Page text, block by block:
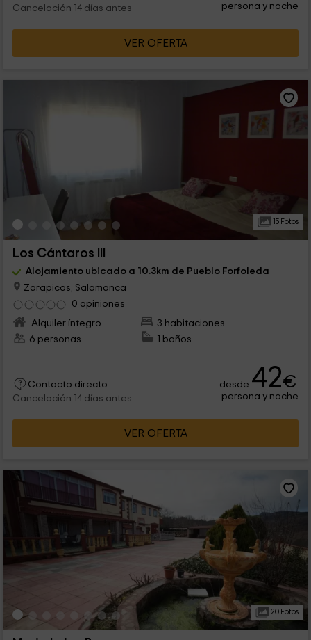
Cancelación 14 días antes persona y noche
VER OFERTA
15 Fotos
Los Cántaros III
Alojamiento ubicado a 10.3km de Pueblo Forfoleda
Zarapicos, Salamanca
0 opiniones
Alquiler íntegro
3 habitaciones
6 personas
1 baños
Contacto directo
Cancelación 14 días antes
desde 42€
persona y noche
VER OFERTA
20 Fotos